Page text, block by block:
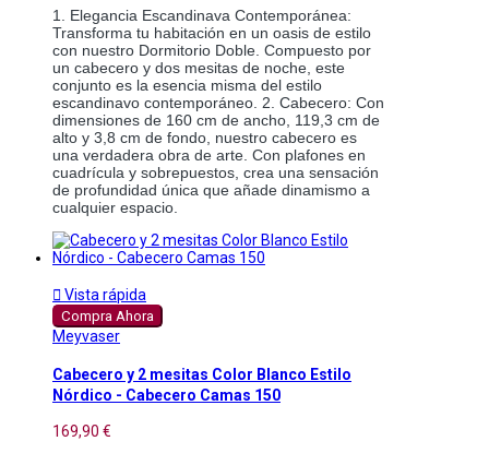
1. Elegancia Escandinava Contemporánea:
Transforma tu habitación en un oasis de estilo
con nuestro Dormitorio Doble. Compuesto por
un cabecero y dos mesitas de noche, este
conjunto es la esencia misma del estilo
escandinavo contemporáneo. 2. Cabecero: Con
dimensiones de 160 cm de ancho, 119,3 cm de
alto y 3,8 cm de fondo, nuestro cabecero es
una verdadera obra de arte. Con plafones en
cuadrícula y sobrepuestos, crea una sensación
de profundidad única que añade dinamismo a
cualquier espacio.
 Vista rápida
Compra Ahora
Meyvaser
Cabecero y 2 mesitas Color Blanco Estilo
Nórdico - Cabecero Camas 150
169,90 €